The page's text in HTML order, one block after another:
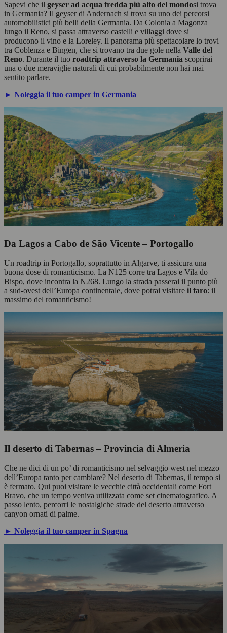
Sapevi che il geyser ad acqua fredda più alto del mondosi trova
in Germania? Il geyser di Andernach si trova su uno dei percorsi
automobilistici più belli della Germania. Da Colonia a Magonza
lungo il Reno, si passa attraverso castelli e villaggi dove si
producono il vino e la Loreley. Il panorama più spettacolare lo trovi
tra Coblenza e Bingen, che si trovano tra due gole nella Valle del
Reno. Durante il tuo roadtrip attraverso la Germania scoprirai
una o due meraviglie naturali di cui probabilmente non hai mai
sentito parlare.
► Noleggia il tuo camper in Germania
Da Lagos a Cabo de São Vicente – Portogallo
Un roadtrip in Portogallo, soprattutto in Algarve, ti assicura una
buona dose di romanticismo. La N125 corre tra Lagos e Vila do
Bispo, dove incontra la N268. Lungo la strada passerai il punto più
a sud-ovest dell’Europa continentale, dove potrai visitare il faro: il
massimo del romanticismo!
Il deserto di Tabernas – Provincia di Almeria
Che ne dici di un po’ di romanticismo nel selvaggio west nel mezzo
dell’Europa tanto per cambiare? Nel deserto di Tabernas, il tempo si
è fermato. Qui puoi visitare le vecchie città occidentali come Fort
Bravo, che un tempo veniva utilizzata come set cinematografico. A
passo lento, percorri le nostalgiche strade del deserto attraverso
canyon ornati di palme.
► Noleggia il tuo camper in Spagna